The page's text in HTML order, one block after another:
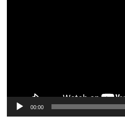
00:00